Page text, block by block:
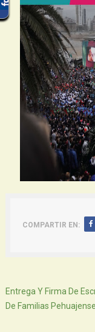
COMPARTIR EN:
Entrega Y Firma De
De Familias